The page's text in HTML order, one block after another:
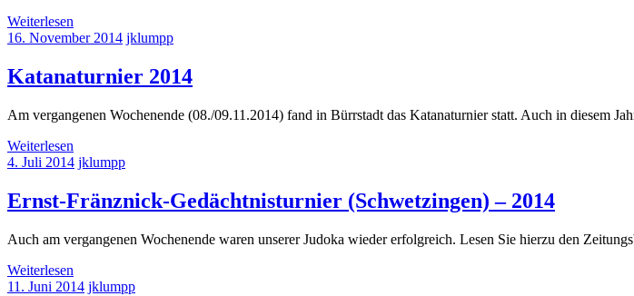
Weiterlesen
16. November 2014 jklumpp
Katanaturnier 2014
Am vergangenen Wochenende (08./09.11.2014) fand in Bürrstadt das Katanaturnier statt. Auch in diesem
Weiterlesen
4. Juli 2014 jklumpp
Ernst-Fränznick-Gedächtnisturnier (Schwetzingen) – 2014
Auch am vergangenen Wochenende waren unserer Judoka wieder erfolgreich. Lesen Sie hierzu den
Weiterlesen
11. Juni 2014 jklumpp